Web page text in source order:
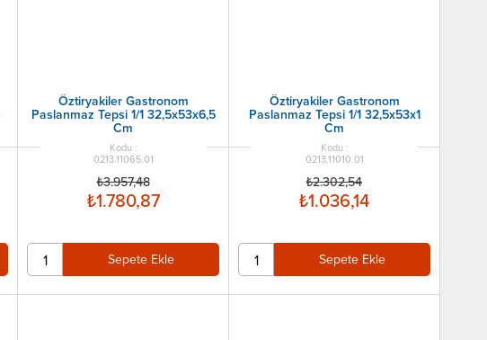
Öztiryakiler Gastronom
Paslanmaz Tepsi 1/1 32,5x53x6,5
Cm
0213.11065.01
₺1.780,87
₺3.957,48
Sepete Ekle
Öztiryakiler Gastronom
Paslanmaz Tepsi 1/1 32,5x53x1
Cm
0213.11010.01
₺1.036,14
₺2.302,54
Sepete Ekle